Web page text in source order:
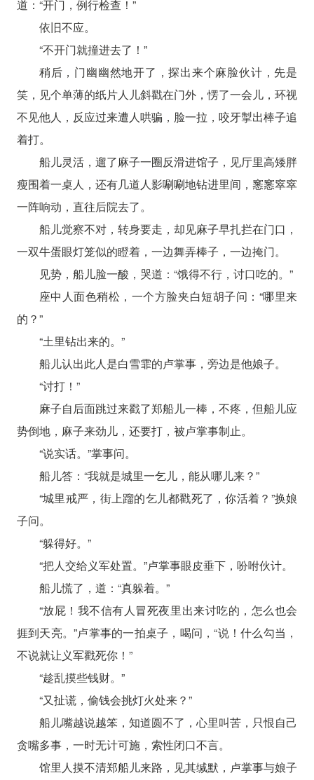
道：“开门，例行检查！”
依旧不应。
“不开门就撞进去了！”
稍后，门幽幽然地开了，探出来个麻脸伙计，先是
笑，见个单薄的纸片人儿斜戳在门外，愣了一会儿，环视
不见他人，反应过来遭人哄骗，脸一拉，咬牙掣出棒子追
着打。
船儿灵活，遛了麻子一圈反滑进馆子，见厅里高矮胖
瘦围着一桌人，还有几道人影唰唰地钻进里间，窸窸窣窣
一阵响动，直往后院去了。
船儿觉察不对，转身要走，却见麻子早扎拦在门口，
一双牛蛋眼灯笼似的瞪着，一边舞弄棒子，一边掩门。
见势，船儿脸一酸，哭道：“饿得不行，讨口吃的。”
座中人面色稍松，一个方脸夹白短胡子问：“哪里来
的？”
“土里钻出来的。”
船儿认出此人是白雪霏的卢掌事，旁边是他娘子。
“讨打！”
麻子自后面跳过来戳了郑船儿一棒，不疼，但船儿应
势倒地，麻子来劲儿，还要打，被卢掌事制止。
“说实话。”掌事问。
船儿答：“我就是城里一乞儿，能从哪儿来？”
“城里戒严，街上蹓的乞儿都戳死了，你活着？”换娘
子问。
“躲得好。”
“把人交给义军处置。”卢掌事眼皮垂下，吩咐伙计。
船儿慌了，道：“真躲着。”
“放屁！我不信有人冒死夜里出来讨吃的，怎么也会
捱到天亮。”卢掌事的一拍桌子，喝问，“说！什么勾当，
不说就让义军戳死你！”
“趁乱摸些钱财。”
“又扯谎，偷钱会挑灯火处来？”
船儿嘴越说越笨，知道圆不了，心里叫苦，只恨自己
贪嘴多事，一时无计可施，索性闭口不言。
馆里人摸不清郑船儿来路，见其缄默，卢掌事与娘子